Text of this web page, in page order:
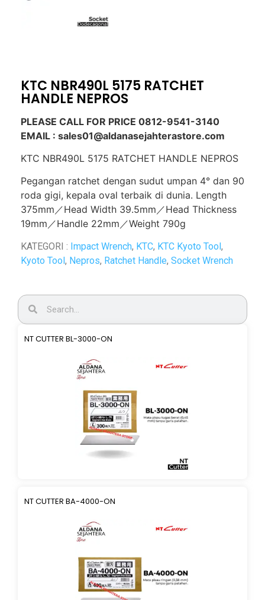
KTC NBR490L 5175 RATCHET
HANDLE NEPROS
PLEASE CALL FOR PRICE 0812-9541-3140
EMAIL : sales01@aldanasejahterastore.com
KTC NBR490L 5175 RATCHET HANDLE NEPROS
Pegangan ratchet dengan sudut umpan 4° dan 90
roda gigi, kepala oval terbaik di dunia. Length
375mm／Head Width 39.5mm／Head Thickness
19mm／Handle 22mm／Weight 790g
KATEGORI : Impact Wrench, KTC, KTC Kyoto Tool,
Kyoto Tool, Nepros, Ratchet Handle, Socket Wrench
NT CUTTER BL-3000-ON
NT CUTTER BA-4000-ON